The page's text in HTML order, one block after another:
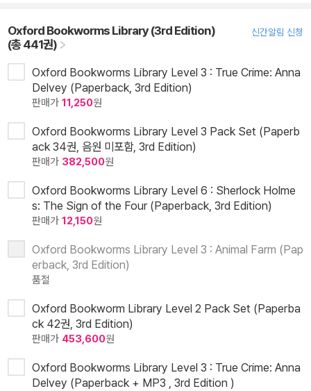
Oxford Bookworms Library (3rd Edition)
(총 441권)
신간알림 신청
Oxford Bookworms Library Level 3 : True Crime: Anna
Delvey (Paperback, 3rd Edition)
판매가 11,250원
Oxford Bookworms Library Level 3 Pack Set (Paperb
ack 34권, 음원 미포함, 3rd Edition)
판매가 382,500원
Oxford Bookworms Library Level 6 : Sherlock Holme
s: The Sign of the Four (Paperback, 3rd Edition)
판매가 12,150원
Oxford Bookworms Library Level 3 : Animal Farm (Pap
erback, 3rd Edition)
품절
Oxford Bookworm Library Level 2 Pack Set (Paperba
ck 42권, 3rd Edition)
판매가 453,600원
Oxford Bookworms Library Level 3 : True Crime: Anna
Delvey (Paperback + MP3 , 3rd Edition )